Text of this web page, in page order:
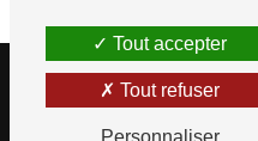
Tout accepter
Tout refuser
Personnaliser